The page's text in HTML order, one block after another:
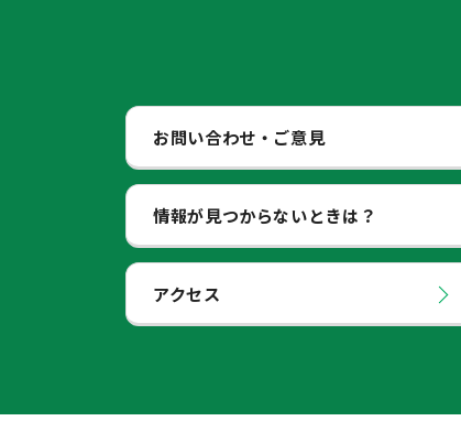
お問い合わせ・ご意見
情報が見つからないときは？
アクセス